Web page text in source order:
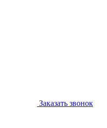
Заказать звонок